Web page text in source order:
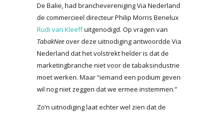
De Balie, had branchevereniging Via Nederland
de commercieel directeur Philip Morris Benelux
Rudi van Kleeffuitgenodigd. Op vragen van
TabakNeeover deze uitnodiging antwoordde Via
Nederland dat het volstrekt helder is dat de
marketingbranche niet voor de tabaksindustrie
moet werken. Maar “iemand een podium geven
wil nog niet zeggen dat we ermee instemmen.”
Zo’n uitnodiging laat echter wel zien dat de